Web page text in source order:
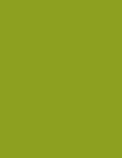
ouvrages grâce